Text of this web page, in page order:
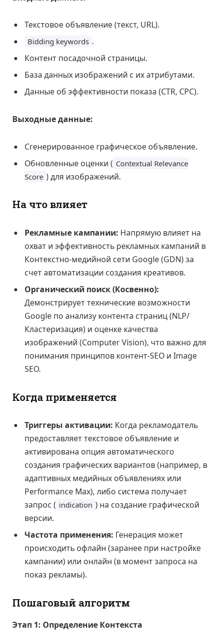
Текстовое объявление (текст, URL).
Bidding keywords .
Контент посадочной страницы.
База данных изображений с их атрибутами.
Данные об эффективности показа (CTR, CPC).
Выходные данные:
Сгенерированное графическое объявление.
Обновленные оценки ( Contextual Relevance
Score ) для изображений.
На что влияет
Рекламные кампании: Напрямую влияет на
охват и эффективность рекламных кампаний в
Контекстно-медийной сети Google (GDN) за
счет автоматизации создания креативов.
Органический поиск (Косвенно):
Демонстрирует технические возможности
Google по анализу контента страниц (NLP/
Кластеризация) и оценке качества
изображений (Computer Vision), что важно для
понимания принципов контент-SEO и Image
SEO.
Когда применяется
Триггеры активации: Когда рекламодатель
предоставляет текстовое объявление и
активирована опция автоматического
создания графических вариантов (например, в
адаптивных медийных объявлениях или
Performance Max), либо система получает
запрос ( indication ) на создание графической
версии.
Частота применения: Генерация может
происходить офлайн (заранее при настройке
кампании) или онлайн (в момент запроса на
показ рекламы).
Пошаговый алгоритм
Этап 1: Определение Контекста